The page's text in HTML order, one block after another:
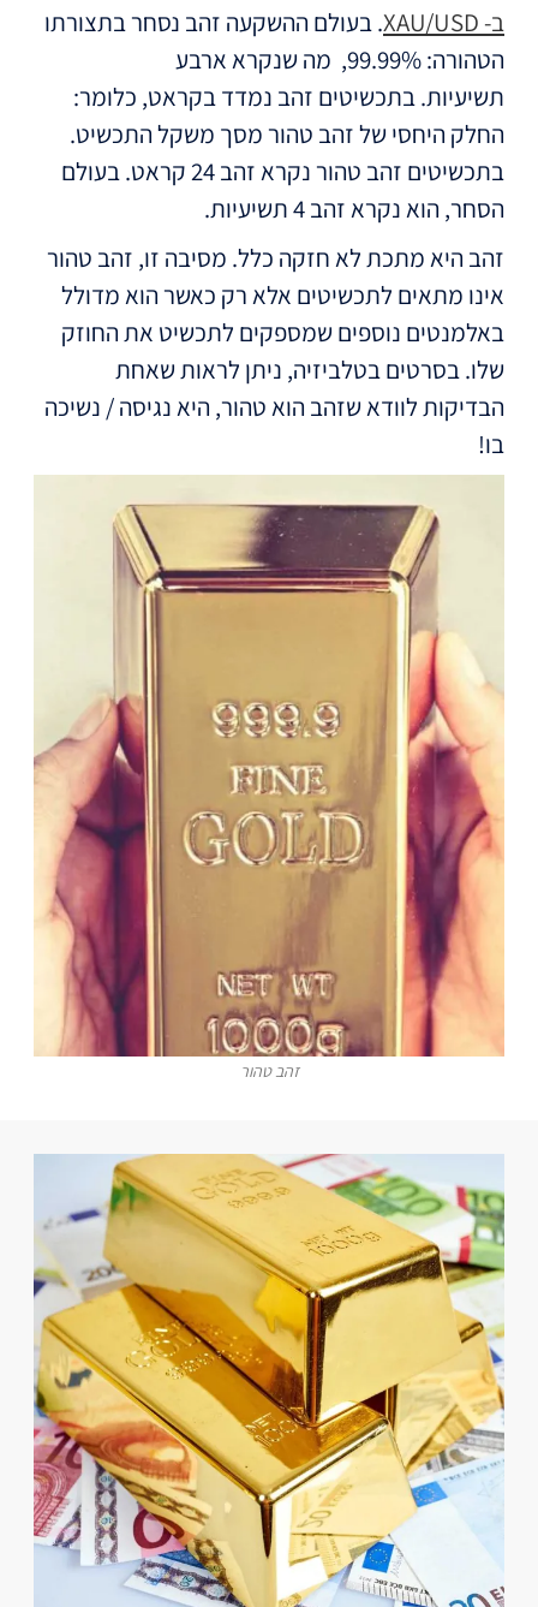
ב- XAU/USD
. בעולם ההשקעה זהב נסחר בתצורתו
הטהורה: 99.99%, מה שנקרא ארבע
תשיעיות.בתכשיטים זהב נמדד בקראט, כלומר:
החלק היחסי של זהב טהור מסך משקל התכשיט.
בתכשיטים זהב טהור נקרא זהב 24 קראט. בעולם
הסחר, הוא נקרא זהב 4 תשיעיות.
זהב היא מתכת לא חזקה כלל. מסיבה זו, זהב טהור
אינו מתאים לתכשיטים אלא רק כאשר הוא מדולל
באלמנטים נוספים שמספקים לתכשיט את החוזק
שלו. בסרטים בטלביזיה, ניתן לראות שאחת
הבדיקות לוודא שזהב הוא טהור, היא נגיסה / נשיכה
בו!
זהב טהור